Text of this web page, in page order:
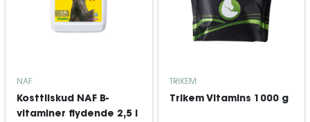
NAF
Kosttilskud NAF B-
vitaminer flydende 2,5 l
TRIKEM
Trikem Vitamins 1000 g